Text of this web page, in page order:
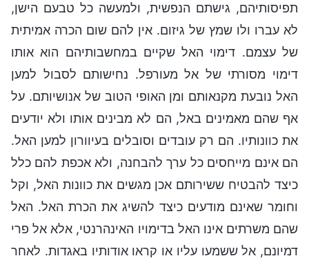
תפיסותיהם, גישתם הנפשית, ולמעשה כל טבעם הישן,
לא עברו ולו שמץ של גיזום. אין להם שום הכרה אמיתית
של עצמם. דימוי האל שקיים במחשבותיהם הוא אותו
דימוי מסורתי של אל מעורפל. נחישותם לסבול למען
האל נובעת מקנאותם ומן האופי הטוב של אנושיותם. על
אף שהם מאמינים באל, הם לא מבינים אותו ולא יודעים
את כוונותיו. הם רק עובדים וסובלים בעיוורון למען האל.
הם אינם מייחסים כל ערך להבחנה, ולא אכפת להם כלל
כיצד להבטיח ששירותם אכן מגשים את כוונות האל, וקל
וחומר שאינם מודעים כיצד להשיג את הכרת האל. האל
שהם משרתים אינו האל בדימויו האינהרנטי, אלא אל פרי
דמיונם, אל ששמעו עליו או קראו אודותיו באגדות. לאחר